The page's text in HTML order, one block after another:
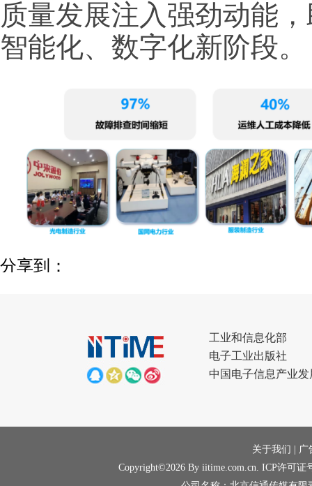
质量发展注入强劲动能
智能化、数字化新阶段。
分享到：